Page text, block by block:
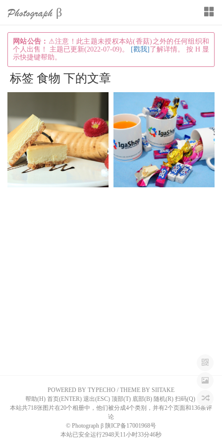
网站公告： ⚠注意！此主题未授权本站(香菇)之外的任何组织和
个人出售！ 主题已更新(2022-07-09)。
[戳我] 了解详情。 按 H 显
示快捷键帮助。
T
o
g
a
v
g
t
Photograph β
标签 食物 下的文章
POWERED BY TYPECHO / THEME BY SIITAKE
帮助(H) 首页(ENTER) 退出(ESC) 顶部(T) 底部(B) 随机(R) 扫码(Q)
本站共718张图片在20个相册中，他们被分成4个类别，并有2个页面和136条评
论
© Photograph β 陕ICP备17001968号
本站已安全运行2948天11小时33分46秒